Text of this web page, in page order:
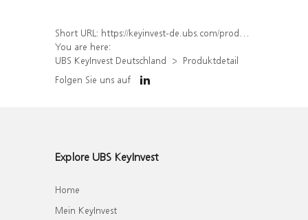
Short URL: https://keyinvest-de.ubs.com/produkt/detail/index/isin/DE000WA6KP10
You are here:
UBS KeyInvest Deutschland
Produktdetail
Folgen Sie uns auf
Explore UBS KeyInvest
Home
Mein KeyInvest